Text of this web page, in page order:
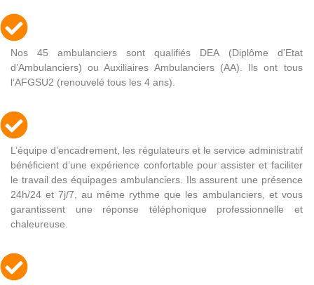
Nos 45 ambulanciers sont qualifiés DEA (Diplôme d’Etat
d’Ambulanciers) ou Auxiliaires Ambulanciers (AA). Ils ont tous
l’AFGSU2 (renouvelé tous les 4 ans).
L’équipe d’encadrement, les régulateurs et le service administratif
bénéficient d’une expérience confortable pour assister et faciliter
le travail des équipages ambulanciers. Ils assurent une présence
24h/24 et 7j/7, au même rythme que les ambulanciers, et vous
garantissent une réponse téléphonique professionnelle et
chaleureuse.